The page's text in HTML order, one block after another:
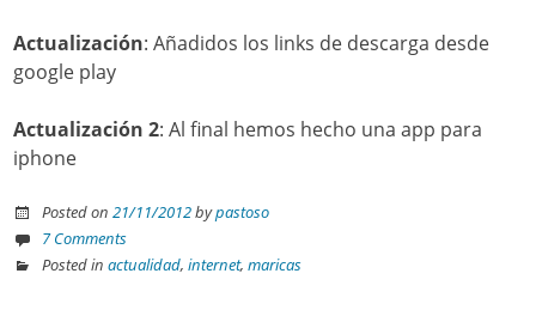
Actualización: Añadidos los links de descarga desde
google play
Actualización 2: Al final hemos hecho una app para
iphone
Posted on21/11/2012bypastoso
7 Comments
Posted inactualidad,internet,maricas